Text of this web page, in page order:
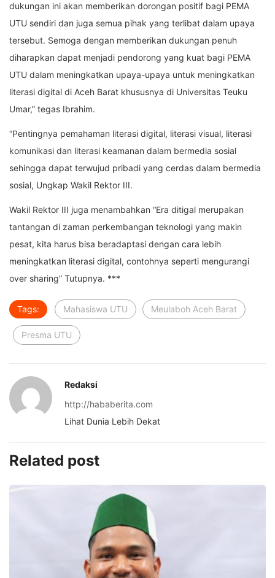
dukungan ini akan memberikan dorongan positif bagi PEMA
UTU sendiri dan juga semua pihak yang terlibat dalam upaya
tersebut. Semoga dengan memberikan dukungan penuh
diharapkan dapat menjadi pendorong yang kuat bagi PEMA
UTU dalam meningkatkan upaya-upaya untuk meningkatkan
literasi digital di Aceh Barat khususnya di Universitas Teuku
Umar,” tegas Ibrahim.
“Pentingnya pemahaman literasi digital, literasi visual, literasi
komunikasi dan literasi keamanan dalam bermedia sosial
sehingga dapat terwujud pribadi yang cerdas dalam bermedia
sosial, Ungkap Wakil Rektor III.
Wakil Rektor III juga menambahkan “Era ditigal merupakan
tantangan di zaman perkembangan teknologi yang makin
pesat, kita harus bisa beradaptasi dengan cara lebih
meningkatkan literasi digital, contohnya seperti mengurangi
over sharing” Tutupnya. ***
Tags: Mahasiswa UTU Meulaboh Aceh Barat
Presma UTU
Redaksi
http://hababerita.com
Lihat Dunia Lebih Dekat
Related post